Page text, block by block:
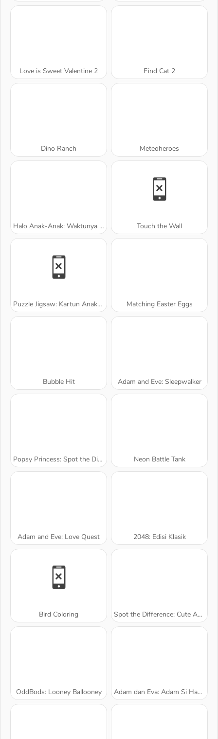
Love is Sweet Valentine 2 Find Cat 2
Dino Ranch Meteoheroes
Halo Anak-Anak: Waktunya Mewarnai Touch the Wall
Puzzle Jigsaw: Kartun Anak-Anak Matching Easter Eggs
Bubble Hit Adam and Eve: Sleepwalker
Popsy Princess: Spot the Difference Neon Battle Tank
Adam and Eve: Love Quest 2048: Edisi Klasik
Bird Coloring Spot the Difference: Cute Animals
OddBods: Looney Ballooney Adam dan Eva: Adam Si Hantu